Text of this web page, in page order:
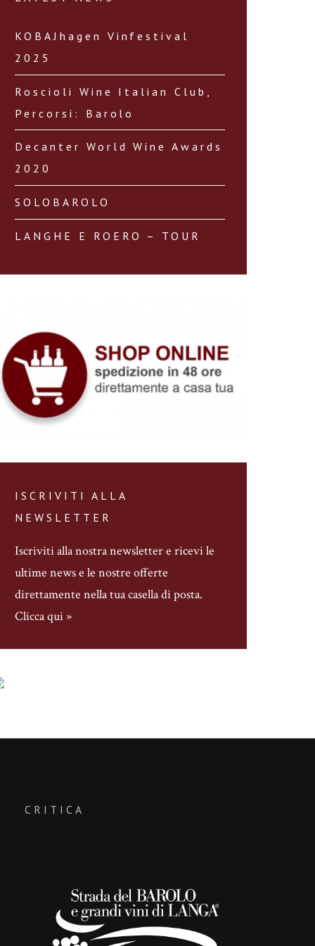
KOBAJhagen Vinfestival
2025
Roscioli Wine Italian Club,
Percorsi: Barolo
Decanter World Wine Awards
2020
SOLOBAROLO
LANGHE E ROERO – TOUR
ISCRIVITI ALLA
NEWSLETTER
Iscriviti alla nostra newslettere ricevi le
ultime news e le nostre offerte
direttamente nella tua casella di posta.
Clicca qui »
CRITICA